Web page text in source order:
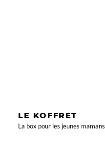
LE KOFFRET
La box pour les jeunes mamans